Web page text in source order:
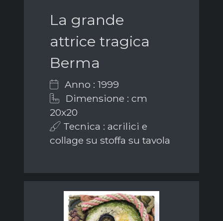
La grande
attrice tragica
Berma
Anno : 1999
Dimensione : cm
20x20
Tecnica : acrilici e
collage su stoffa su tavola